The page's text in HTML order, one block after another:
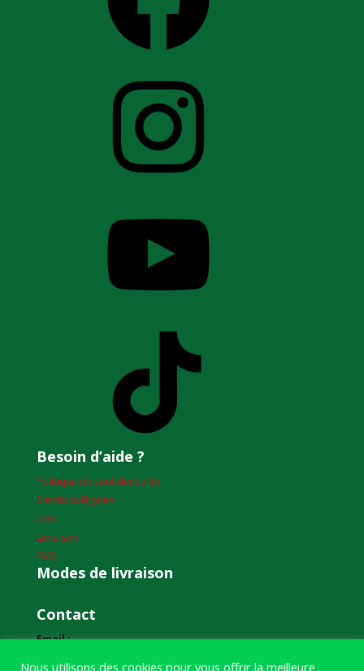
Besoin d’aide ?
Politique de confidentialité
Mentions légales
CGV
Livraison
FAQ
Modes de livraison
Contact
Email :
Nous utilisons des cookies pour vous offrir la meilleure